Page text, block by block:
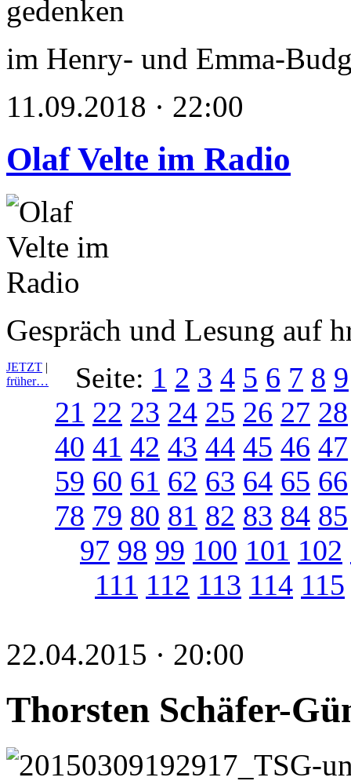
im Henry- und Emma-
11.09.2018 · 22:00
Olaf Velte im Radio
Gespräch und Lesung auf
JETZT |
früher…
Seite: 1 2 3 4 5 6 7 8 9
21 22 23 24 25 26 27 28
40 41 42 43 44 45 46 47
59 60 61 62 63 64 65 66
78 79 80 81 82 83 84 85
97 98 99 100 101 102
111 112 113 114 115
22.04.2015 · 20:00
Thorsten Schäfer-